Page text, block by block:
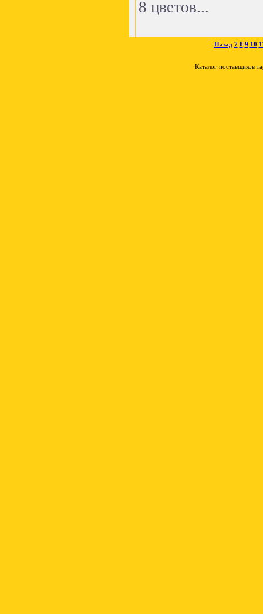
8 цветов...
Назад 7 8 9 10
Каталог поставщиков